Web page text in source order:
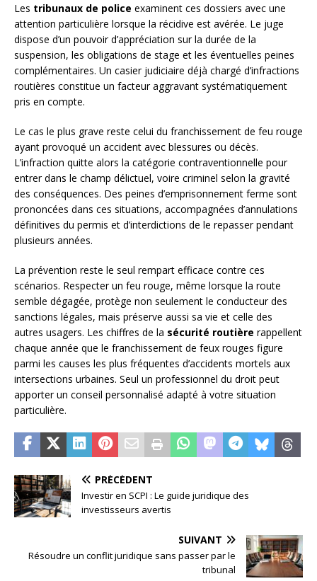
Les tribunaux de police examinent ces dossiers avec une
attention particulière lorsque la récidive est avérée. Le juge
dispose d’un pouvoir d’appréciation sur la durée de la
suspension, les obligations de stage et les éventuelles peines
complémentaires. Un casier judiciaire déjà chargé d’infractions
routières constitue un facteur aggravant systématiquement
pris en compte.
Le cas le plus grave reste celui du franchissement de feu rouge
ayant provoqué un accident avec blessures ou décès.
L’infraction quitte alors la catégorie contraventionnelle pour
entrer dans le champ délictuel, voire criminel selon la gravité
des conséquences. Des peines d’emprisonnement ferme sont
prononcées dans ces situations, accompagnées d’annulations
définitives du permis et d’interdictions de le repasser pendant
plusieurs années.
La prévention reste le seul rempart efficace contre ces
scénarios. Respecter un feu rouge, même lorsque la route
semble dégagée, protège non seulement le conducteur des
sanctions légales, mais préserve aussi sa vie et celle des
autres usagers. Les chiffres de la sécurité routière rappellent
chaque année que le franchissement de feux rouges figure
parmi les causes les plus fréquentes d’accidents mortels aux
intersections urbaines. Seul un professionnel du droit peut
apporter un conseil personnalisé adapté à votre situation
particulière.
PRÉCÉDENT
Investir en SCPI : Le guide juridique des
investisseurs avertis
SUIVANT
Résoudre un conflit juridique sans passer par le
tribunal